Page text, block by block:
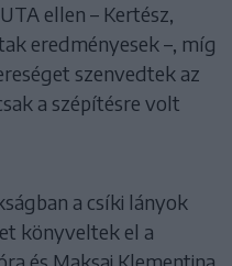
ellen – Kertész,
eredményesek –, míg
szenvedtek az
a szépítésre volt
a csíki lányok
könyveltek el a